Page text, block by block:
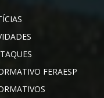
FERAESP